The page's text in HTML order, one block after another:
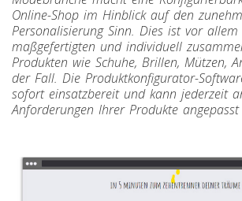
Online-Shop im Hinblick auf den
Personalisierung Sinn. Dies ist vor
maßgefertigten und individuell
Produkten wie Schuhe, Brillen, Mützen,
der Fall. Die Produktkonfigurator-
sofort einsatzbereit und kann jederzeit
Anforderungen Ihrer Produkte angepasst